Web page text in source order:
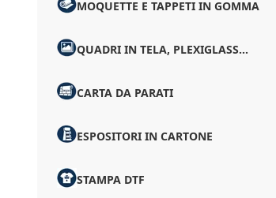
MOQUETTE E TAPPETI IN GOMMA
QUADRI IN TELA, PLEXIGLASS...
CARTA DA PARATI
ESPOSITORI IN CARTONE
STAMPA DTF